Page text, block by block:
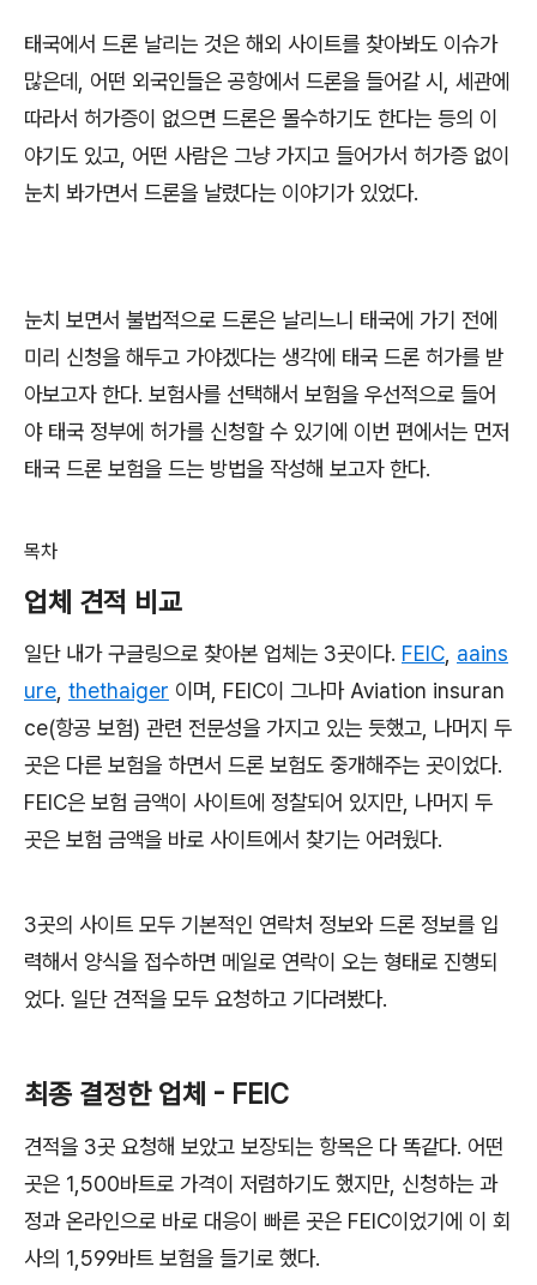
태국에서 드론 날리는 것은 해외 사이트를 찾아봐도 이슈가
많은데, 어떤 외국인들은 공항에서 드론을 들어갈 시, 세관에
따라서 허가증이 없으면 드론은 몰수하기도 한다는 등의 이
야기도 있고, 어떤 사람은 그냥 가지고 들어가서 허가증 없이
눈치 봐가면서 드론을 날렸다는 이야기가 있었다.
눈치 보면서 불법적으로 드론은 날리느니 태국에 가기 전에
미리 신청을 해두고 가야겠다는 생각에 태국 드론 허가를 받
아보고자 한다. 보험사를 선택해서 보험을 우선적으로 들어
야 태국 정부에 허가를 신청할 수 있기에 이번 편에서는 먼저
태국 드론 보험을 드는 방법을 작성해 보고자 한다.
목차
업체 견적 비교
일단 내가 구글링으로 찾아본 업체는 3곳이다. FEIC, aains
ure, thethaiger 이며, FEIC이 그나마 Aviation insuran
ce(항공 보험) 관련 전문성을 가지고 있는 듯했고, 나머지 두
곳은 다른 보험을 하면서 드론 보험도 중개해주는 곳이었다.
FEIC은 보험 금액이 사이트에 정찰되어 있지만, 나머지 두
곳은 보험 금액을 바로 사이트에서 찾기는 어려웠다.
3곳의 사이트 모두 기본적인 연락처 정보와 드론 정보를 입
력해서 양식을 접수하면 메일로 연락이 오는 형태로 진행되
었다. 일단 견적을 모두 요청하고 기다려봤다.
최종 결정한 업체 - FEIC
견적을 3곳 요청해 보았고 보장되는 항목은 다 똑같다. 어떤
곳은 1,500바트로 가격이 저렴하기도 했지만, 신청하는 과
정과 온라인으로 바로 대응이 빠른 곳은 FEIC이었기에 이 회
사의 1,599바트 보험을 들기로 했다.